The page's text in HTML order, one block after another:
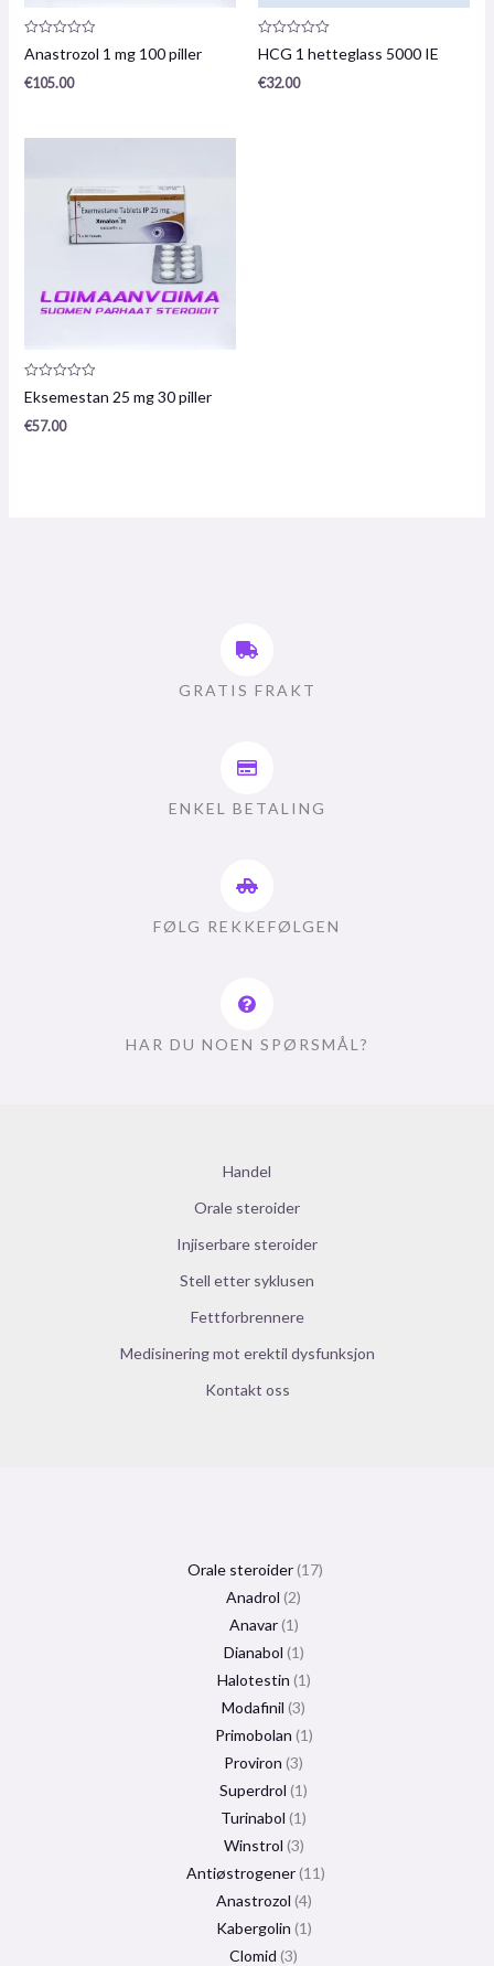
Produktanmeldelse:
0
5
Anastrozol 1 mg 100 piller
€105.00
Produktanmeldelse:
0
5
HCG 1 hetteglass 5000 IE
€32.00
Produktanmeldelse:
0
5
Eksemestan 25 mg 30 piller
€57.00
GRATIS FRAKT
ENKEL BETALING
FØLG REKKEFØLGEN
HAR DU NOEN SPØRSMÅL?
Handel
Orale steroider
Injiserbare steroider
Stell etter syklusen
Fettforbrennere
Medisinering mot erektil dysfunksjon
Kontakt oss
Orale steroider 17
Anadrol 2
Anavar 1
Dianabol 1
Halotestin 1
Modafinil 3
Primobolan 1
Proviron 3
Superdrol 1
Turinabol 1
Winstrol 3
Antiøstrogener 11
Anastrozol 4
Kabergolin 1
Clomid 3